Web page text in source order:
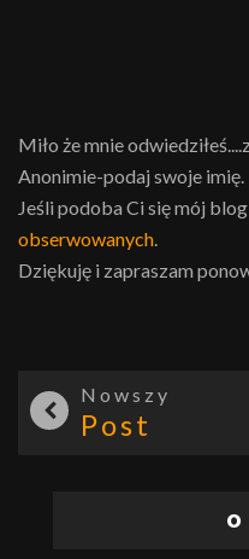
Miło że mnie
Anonimie-podaj swoje imię.
Jeśli podoba Ci się mój
obserwowanych
Dziękuję i zapraszam
Nowszy
Post